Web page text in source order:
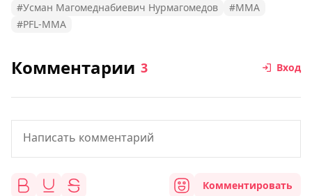
#Усман Магомеднабиевич Нурмагомедов
#MMA
#PFL-MMA
Комментарии 3 Вход
Комментировать